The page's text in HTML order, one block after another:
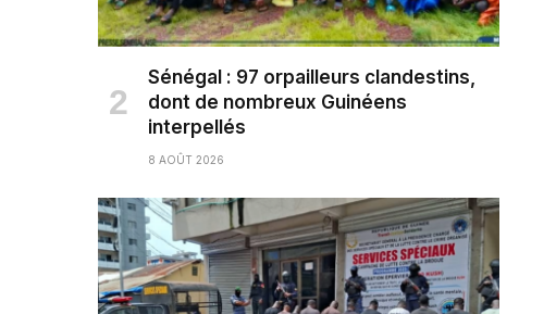
Sénégal : 97 orpailleurs clandestins,
dont de nombreux Guinéens
interpellés
8 AOÛT 2026